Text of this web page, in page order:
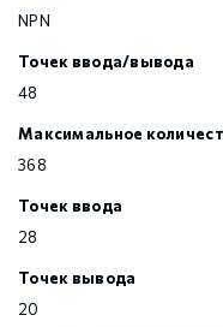
NPN
Точек ввода/вывода
48
Максимальное
368
Точек ввода
28
Точек вывода
20